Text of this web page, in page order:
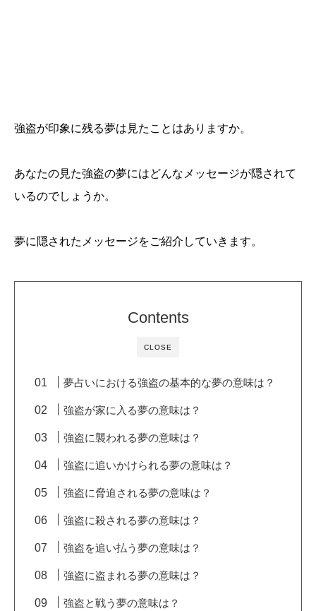
強盗が印象に残る夢は見たことはありますか。
あなたの見た強盗の夢にはどんなメッセージが隠されて
いるのでしょうか。
夢に隠されたメッセージをご紹介していきます。
CLOSE
Contents
夢占いにおける強盗の基本的な夢の意味は？
強盗が家に入る夢の意味は？
強盗に襲われる夢の意味は？
強盗に追いかけられる夢の意味は？
強盗に脅迫される夢の意味は？
強盗に殺される夢の意味は？
強盗を追い払う夢の意味は？
強盗に盗まれる夢の意味は？
強盗と戦う夢の意味は？